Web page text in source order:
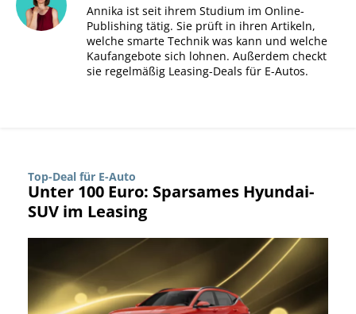
Annika ist seit ihrem Studium im Online-
Publishing tätig. Sie prüft in ihren Artikeln,
welche smarte Technik was kann und welche
Kaufangebote sich lohnen. Außerdem checkt
sie regelmäßig Leasing-Deals für E-Autos.
Top-Deal für E-Auto
Unter 100 Euro: Sparsames Hyundai-
SUV im Leasing